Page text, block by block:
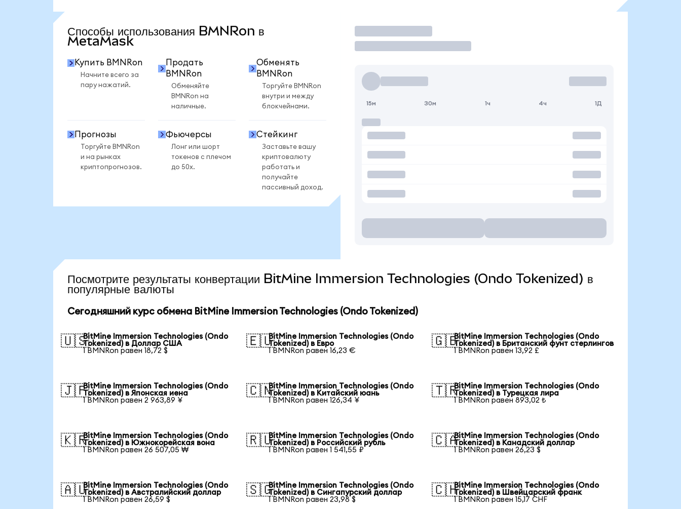
Способы использования BMNRon в
MetaMask
Купить BMNRon
Начните всего за
пару нажатий.
Продать
BMNRon
Обменяйте
BMNRon на
наличные.
Обменять
BMNRon
Торгуйте BMNRon
внутри и между
блокчейнами.
Прогнозы
Торгуйте BMNRon
и на рынках
криптопрогнозов.
Фьючерсы
Лонг или шорт
токенов с плечом
до 50x.
Стейкинг
Заставьте вашу
криптовалюту
работать и
получайте
пассивный доход.
Торговать
15м 30м 1ч 4ч 1Д
Посмотрите результаты конвертации BitMine Immersion Technologies (Ondo Tokenized) в
популярные валюты
Сегодняшний курс обмена BitMine Immersion Technologies (Ondo Tokenized)
🇺🇸BitMine Immersion Technologies (Ondo
Tokenized) в Доллар США
1 BMNRon равен 18,72 $
🇪🇺BitMine Immersion Technologies (Ondo
Tokenized) в Евро
1 BMNRon равен 16,23 €
🇬🇧BitMine Immersion Technologies (Ondo
Tokenized) в Британский фунт стерлингов
1 BMNRon равен 13,92 £
🇯🇵BitMine Immersion Technologies (Ondo
Tokenized) в Японская иена
1 BMNRon равен 2 963,89 ¥
🇨🇳BitMine Immersion Technologies (Ondo
Tokenized) в Китайский юань
1 BMNRon равен 126,34 ¥
🇹🇷BitMine Immersion Technologies (Ondo
Tokenized) в Турецкая лира
1 BMNRon равен 893,02 ₺
🇰🇷BitMine Immersion Technologies (Ondo
Tokenized) в Южнокорейская вона
1 BMNRon равен 26 507,05 ₩
🇷🇺BitMine Immersion Technologies (Ondo
Tokenized) в Российский рубль
1 BMNRon равен 1 541,55 ₽
🇨🇦BitMine Immersion Technologies (Ondo
Tokenized) в Канадский доллар
1 BMNRon равен 26,23 $
🇦🇺BitMine Immersion Technologies (Ondo
Tokenized) в Австралийский доллар
1 BMNRon равен 26,59 $
🇸🇬BitMine Immersion Technologies (Ondo
Tokenized) в Сингапурский доллар
1 BMNRon равен 23,98 $
🇨🇭BitMine Immersion Technologies (Ondo
Tokenized) в Швейцарский франк
1 BMNRon равен 15,17 CHF